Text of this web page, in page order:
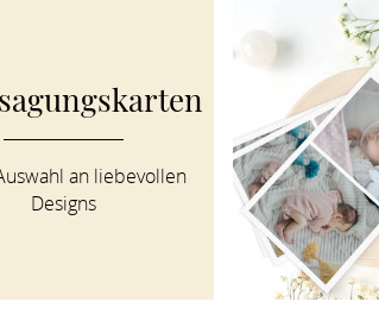
an liebevollen
Designs